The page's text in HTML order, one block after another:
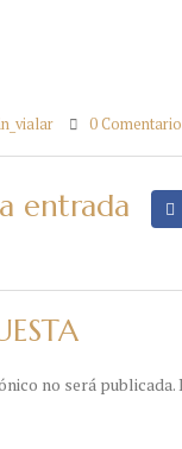
0
entrada
no será publicada.